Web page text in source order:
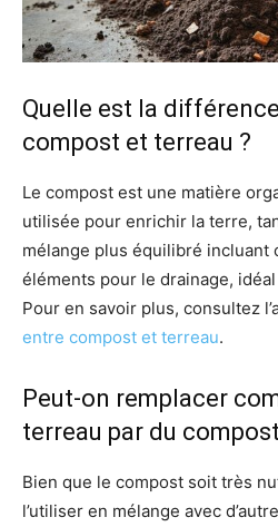
Quelle est la
compost et terreau ?
Le compost est une matière
utilisée pour enrichir la terre,
mélange plus équilibré incluant
éléments pour le drainage,
Pour en savoir plus, consultez
entre compost et terreau.
Peut-on remplacer
terreau par du
Bien que le compost soit très
l’utiliser en mélange avec